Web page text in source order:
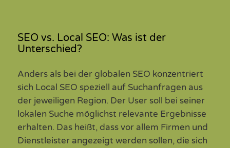
SEO vs. Local SEO: Was ist der
Unterschied?
Anders als bei der globalen SEO konzentriert
sich Local SEO speziell auf Suchanfragen aus
der jeweiligen Region. Der User soll bei seiner
lokalen Suche möglichst relevante Ergebnisse
erhalten. Das heißt, dass vor allem Firmen und
Dienstleister angezeigt werden sollen, die sich